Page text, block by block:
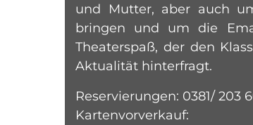
und Mutter, aber auch
bringen und um die
Theaterspaß, der den
Aktualität hinterfragt.
Reservierungen: 0381/ 203
Kartenvorverkauf: